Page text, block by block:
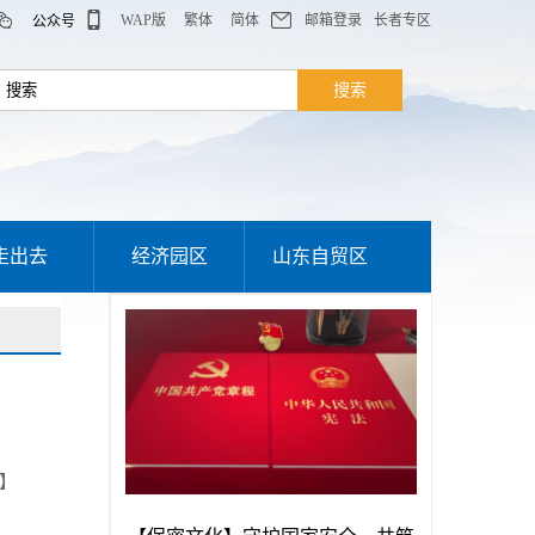
公众号 WAP版 繁体 简体 邮箱登录 长者专区
出去 经济园区 山东自贸区